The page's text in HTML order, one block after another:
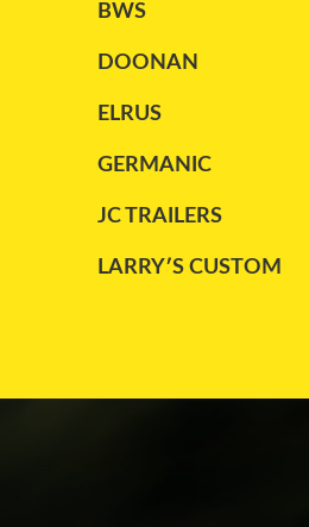
BWS
DOONAN
ELRUS
GERMANIC
JC TRAILERS
LARRY′S CUSTOM